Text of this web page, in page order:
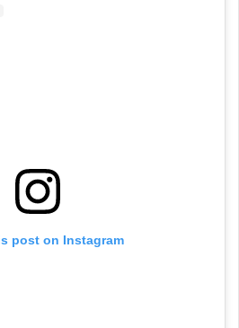
post on Instagram